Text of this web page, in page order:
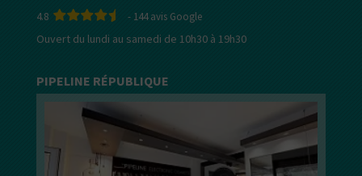
4.8 - 144avis Google
Ouvert du lundi au samedi de 10h30 à 19h30
PIPELINE RÉPUBLIQUE